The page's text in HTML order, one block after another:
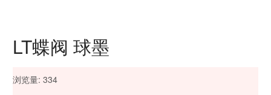
LT蝶阀 球墨
浏览量: 334